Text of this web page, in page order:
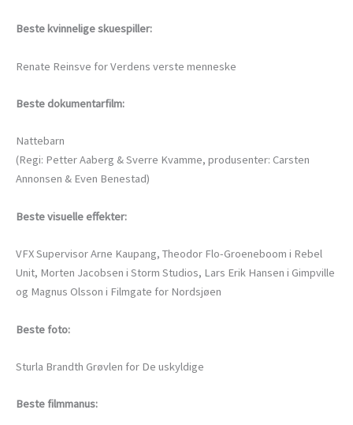
Beste kvinnelige skuespiller:
Renate Reinsve for Verdens verste menneske
Beste dokumentarfilm:
Nattebarn
(Regi: Petter Aaberg & Sverre Kvamme, produsenter: Carsten
Annonsen & Even Benestad)
Beste visuelle effekter:
VFX Supervisor Arne Kaupang, Theodor Flo-Groeneboom i Rebel
Unit, Morten Jacobsen i Storm Studios, Lars Erik Hansen i Gimpville
og Magnus Olsson i Filmgate for Nordsjøen
Beste foto:
Sturla Brandth Grøvlen for De uskyldige
Beste filmmanus: